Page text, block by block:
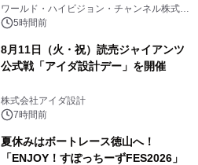
（木）よる9時～ BS12 トゥエルビで
放送
ワールド・ハイビジョン・チャンネル株式会
社 5時間前
8月11日（火・祝）読売ジャイアンツ
公式戦「アイダ設計デー」を開催
株式会社アイダ設計
7時間前
夏休みはボートレース徳山へ！
「ENJOY！すぽっちーずFES2026」